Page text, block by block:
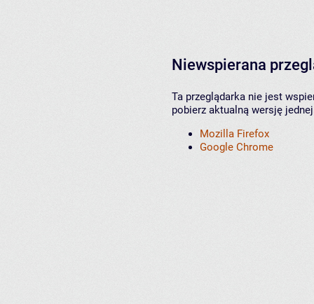
Niewspierana
Ta przeglądarka nie jest
pobierz aktualną wersję
Mozilla Firefox
Google Chrome